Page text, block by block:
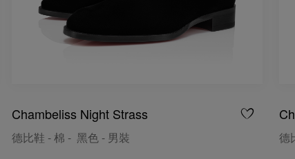
Chambeliss Night Strass
德比鞋 - 棉 - 黑色 - 男裝 德